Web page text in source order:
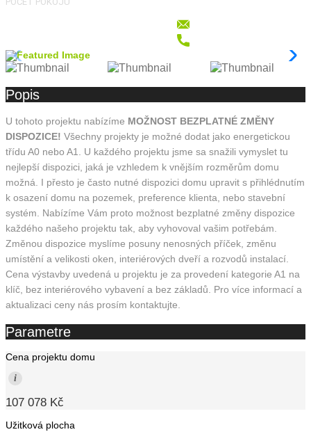
Popis
U tohoto projektu nabízíme MOŽNOST BEZPLATNÉ ZMĚNY
DISPOZICE! Všechny projekty je možné dodat jako energetickou
třídu A0 nebo A1. U každého projektu jsme sa snažili vymyslet tu
nejlepší dispozici, jaká je vzhledem k vnějším rozměrům domu
možná. I přesto je často nutné dispozici domu upravit s přihlédnutím
k osazení domu na pozemek, preference klienta, nebo stavební
systém. Nabízíme Vám proto možnost bezplatné změny dispozice
každého našeho projektu tak, aby vyhovoval vašim potřebám.
Změnou dispozice myslíme posuny nenosných příček, změnu
umístění a velikosti oken, interiérových dveří a rozvodů instalací.
Cena výstavby uvedená u projektu je za provedení kategorie A1 na
klíč, bez interiérového vybavení a bez základů. Pro více informací a
aktualizaci ceny nás prosím kontaktujte.
Parametre
Cena projektu domu
i
107 078 Kč
Užitková plocha